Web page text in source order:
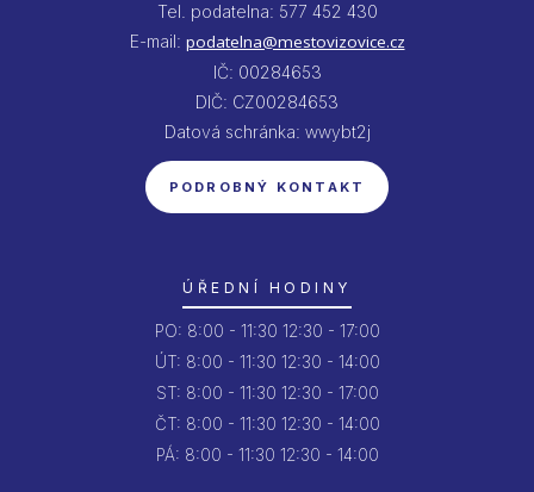
Tel. podatelna: 577 452 430
E-mail: podatelna@mestovizovice.cz
IČ: 00284653
DIČ: CZ00284653
Datová schránka: wwybt2j
PODROBNÝ KONTAKT
ÚŘEDNÍ HODINY
PO: 8:00 - 11:30 12:30 - 17:00
ÚT: 8:00 - 11:30 12:30 - 14:00
ST: 8:00 - 11:30 12:30 - 17:00
ČT: 8:00 - 11:30 12:30 - 14:00
PÁ: 8:00 - 11:30 12:30 - 14:00